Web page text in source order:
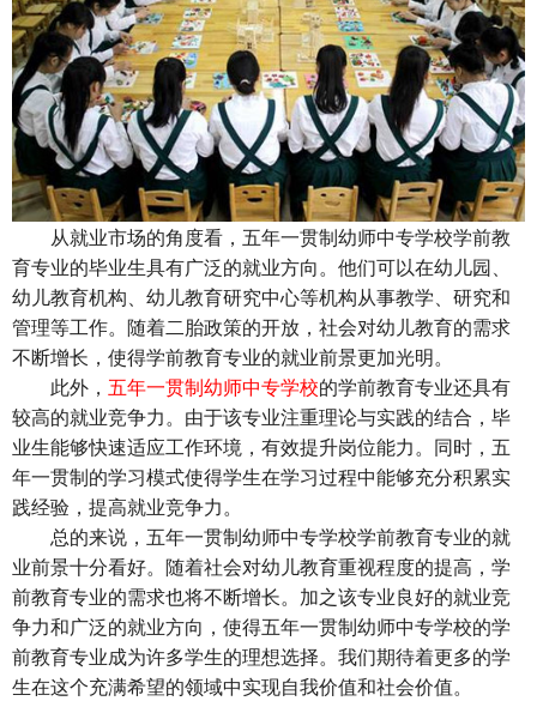
从就业市场的角度看，五年一贯制幼师中专学校学前教
育专业的毕业生具有广泛的就业方向。他们可以在幼儿园、
幼儿教育机构、幼儿教育研究中心等机构从事教学、研究和
管理等工作。随着二胎政策的开放，社会对幼儿教育的需求
不断增长，使得学前教育专业的就业前景更加光明。
此外， 五年一贯制幼师中专学校的学前教育专业还具有
较高的就业竞争力。由于该专业注重理论与实践的结合，毕
业生能够快速适应工作环境，有效提升岗位能力。同时，五
年一贯制的学习模式使得学生在学习过程中能够充分积累实
践经验，提高就业竞争力。
总的来说，五年一贯制幼师中专学校学前教育专业的就
业前景十分看好。随着社会对幼儿教育重视程度的提高，学
前教育专业的需求也将不断增长。加之该专业良好的就业竞
争力和广泛的就业方向，使得五年一贯制幼师中专学校的学
前教育专业成为许多学生的理想选择。我们期待着更多的学
生在这个充满希望的领域中实现自我价值和社会价值。